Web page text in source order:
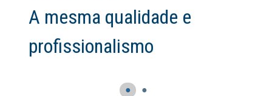
A mesma qualidade e
profissionalismo
● ●